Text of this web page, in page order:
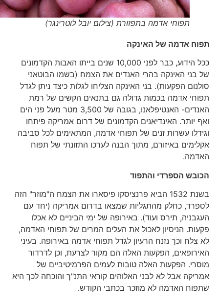
תפוחי אדמה בתפזורת (צילום יובל לוטרינגר)
תפוח אדמה של האינקה
ככל הידוע, כבר לפני 10,000 שנים בייתו האבות הקדמונים
של בני האינקה בהרי האנדים את הצמח (בשמו הבוטאני
סולנום הפקעות). בני האינקה הצליחו לגלות כיצד ניתן לגדל
תפוחי אדמה בכמות גדולה גם בתנאים הקשים של רמת
האנדים- האנטיפלאנו, בגובה של 3,500 מטר מעל פני הים
ואף יותר. האינדיאנים הקדמונים של דרום אמריקה פיתחו
וגידלו עשרות זנים של תפוחי אדמה, המתאימים לכל סביבה
אקלימים באיזורם, מתוך הבנה לערכו התזונתי של תפוח
האדמה.
הכובש הספרדי והתפוד
בשנת 1532 הביא פרנציסקו פיסארו את הצמח ה"מוזר" הזה
לספרד, כחלק מהתגליות שמצאו בדרום אמריקה (יחד עם
העגבניה, תירס ועוד). באירופה של ימי הביניים לא אכלו
פקעות. הניסיון לאכול את העלים המרים של תפוחי האדמה,
לא צלח וכך נזנח הרעיון לגדל תפוחי אדמה באירופה. בעיני
האירופאים, הפקעות האלה הם מקור לצרעת, וכן לדרדור
מוסרי. הפקעות האלה טובות לעמים הפרמיטיביים של
אמריקה אבל לא לבני האלוהים קוראי התנ"ך והוכחה לכך היא
שתפוח האדמה לא מוזכר בכתבי הקודש.